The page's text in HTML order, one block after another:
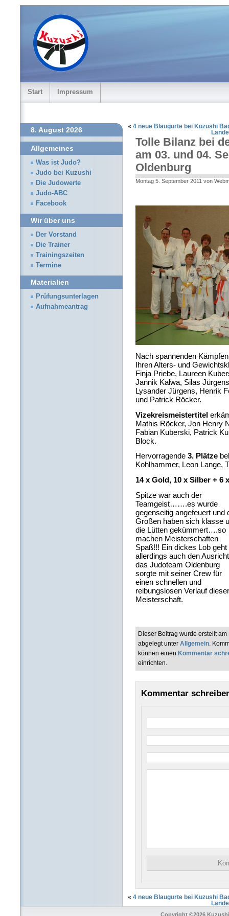
Start Impressum
« 4 neue Blaugurte bei Kuzushi
Tolle Bilanz bei
am 03. und 04.
Oldenburg
Montag 5. September 2011 von
Nach spannenden
Ihren Alters- und
Finja Priebe, Laureen
Jannik Kalwa, Silas
Lysander Jürgens, Henrik
und Patrick Röcker.
Vizekreismeistertitel
Mathis Röcker, Jon Henry
Fabian Kuberski, Patrick
Block.
Hervorragende 3. Plätze
Kohlhammer, Leon Lange,
14 x Gold, 10 x Silber +
Spitze war auch der
Teamgeist…….es wurde
gegenseitig angefeuert und
Großen haben sich klasse
die Lütten gekümmert….so
machen Meisterschaften
Spaß!!! Ein dickes Lob geht
allerdings auch den
das Judoteam Oldenburg
sorgte mit seiner Crew für
einen schnellen und
reibungslosen Verlauf dieser
Meisterschaft.
Dieser Beitrag wurde erstellt
abgelegt unter Allgemein .
können einen Kommentar
einrichten.
Kommentar
« 4 neue Blaugurte bei Kuzushi
8. August 2026
Allgemeines
Was ist Judo?
Judo bei Kuzushi
Die Judowerte
Judo-ABC
Facebook
Wir über uns
Der Vorstand
Die Trainer
Trainingszeiten
Termine
Materialien
Prüfungsunterlagen
Aufnahmeantrag
Copyright ©2026